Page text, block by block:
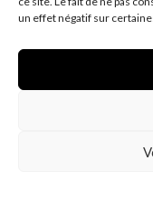
un effet négatif sur
Politique de